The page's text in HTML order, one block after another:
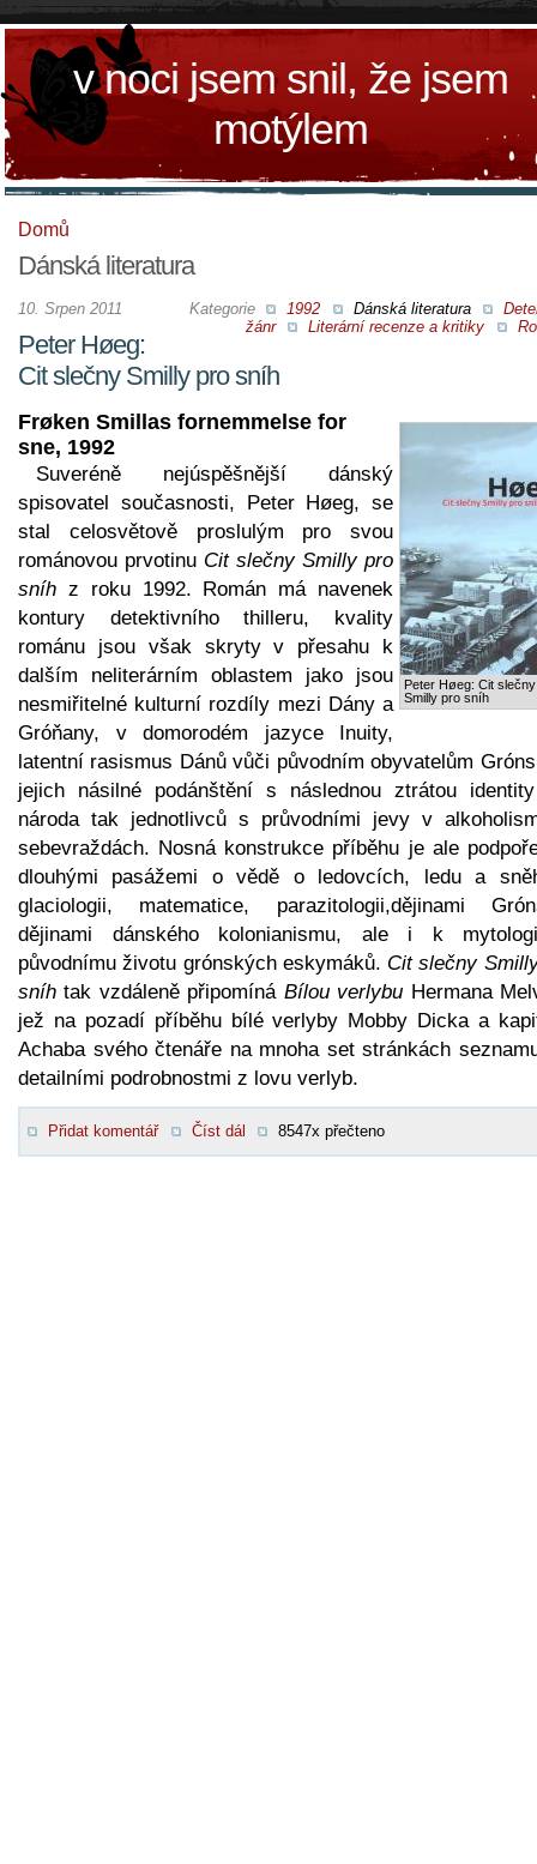
v noci jsem snil, že jsem
motýlem
Domů
Dánská literatura
Kategorie 1992 Dánská literatura
žánr
Literární recenze a kritiky
10. Srpen 2011
Peter Høeg:
Cit slečny Smilly pro sníh
Peter Høeg: Cit slečny
Smilly pro sníh
Frøken Smillas fornemmelse for
sne, 1992
Suveréně nejúspěšnější dánský
spisovatel současnosti, Peter Høeg, se
stal celosvětově proslulým pro svou
románovou prvotinu Cit slečny Smilly pro
sníh z roku 1992. Román má navenek
kontury detektivního thilleru, kvality
románu jsou však skryty v přesahu k
dalším neliterárním oblastem jako jsou
nesmiřitelné kulturní rozdíly mezi Dány a
Gróňany, v domorodém jazyce Inuity,
latentní rasismus Dánů vůči původním obyvatelům
jejich násilné podánštění s následnou ztrátou
národa tak jednotlivců s průvodními jevy v
sebevraždách. Nosná konstrukce příběhu je ale
dlouhými pasážemi o vědě o ledovcích, ledu a
glaciologii, matematice, parazitologii,dějinami
dějinami dánského kolonianismu, ale i k
původnímu životu grónských eskymáků. Cit slečny
sníh tak vzdáleně připomíná Bílou verlybu Hermana
jež na pozadí příběhu bílé verlyby Mobby Dicka a
Achaba svého čtenáře na mnoha set stránkách
detailními podrobnostmi z lovu verlyb.
Přidat komentář Číst dál 8547x přečteno